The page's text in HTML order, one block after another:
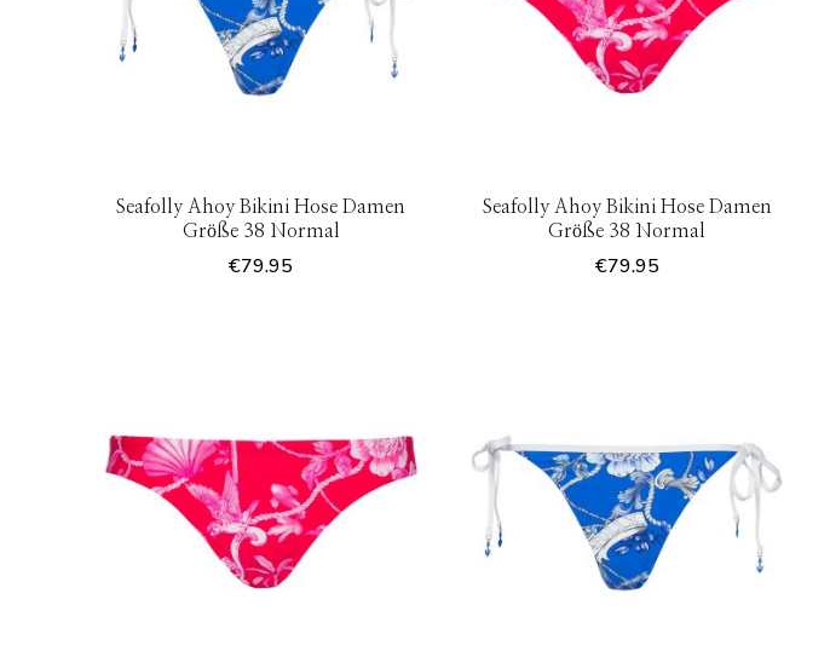
Seafolly Ahoy Bikini Hose Damen
Größe 38 Normal
€79.95
Seafolly Ahoy Bikini Hose Damen
Größe 38 Normal
€79.95